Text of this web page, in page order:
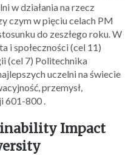
w działania na rzecz
czym w pięciu celach PM
do zeszłego roku. W
i społeczności (cel 11)
(cel 7) Politechnika
uczelni na świecie
przemysł,
601-800 .
Impact